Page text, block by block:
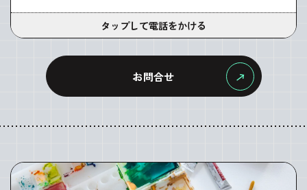
タップして電話をかける
お問合せ